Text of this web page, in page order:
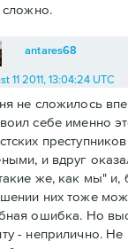
сложно.
antares68
11 2011, 13:04:24 UTC
не сложилось
себе именно
и вдруг
же, как мы" и,
них тоже
ошибка. Но
- неприлично. Не